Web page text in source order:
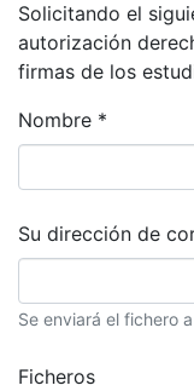
Solicitando el
autorización
firmas de los
Nombre *
Su dirección de
Se enviará el fichero
Ficheros